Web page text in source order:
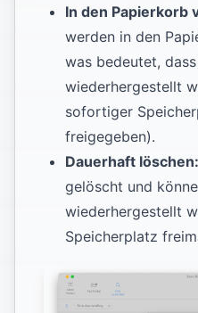
In den Papierkorb
werden in den
was bedeutet,
wiederhergestellt
sofortiger
freigegeben).
Dauerhaft löschen:
gelöscht und
wiederhergestellt
Speicherplatz